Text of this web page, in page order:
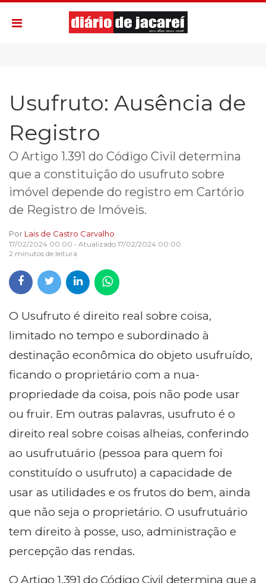
Usufruto: Ausência de
Registro
O Artigo 1.391 do Código Civil determina
que a constituição do usufruto sobre
imóvel depende do registro em Cartório
de Registro de Imóveis.
Por Lais de Castro Carvalho
17/02/2024 00:00 • Atualizado 17/02/2024 00:00
2 minutos de leitura
O Usufruto é direito real sobre coisa,
limitado no tempo e subordinado à
destinação econômica do objeto usufruído,
ficando o proprietário com a nua-
propriedade da coisa, pois não pode usar
ou fruir. Em outras palavras, usufruto é o
direito real sobre coisas alheias, conferindo
ao usufrutuário (pessoa para quem foi
constituído o usufruto) a capacidade de
usar as utilidades e os frutos do bem, ainda
que não seja o proprietário. O usufrutuário
tem direito à posse, uso, administração e
percepção das rendas.
O Artigo 1.391 do Código Civil determina que a